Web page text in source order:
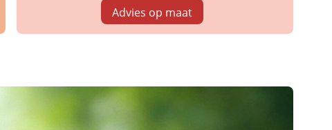
Advies op maat